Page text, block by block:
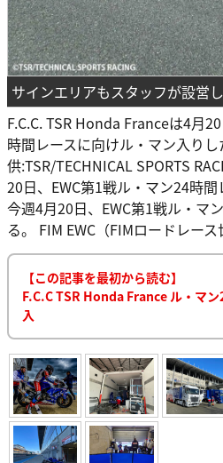
サインエリアもスタッフが設営し
F.C.C. TSR Honda Franceは4月
時間レースに向けル・マン入り
供:TSR/TECHNICAL SPORTS
20日、EWC第1戦ル・マン24時
今週4月20日、EWC第1戦ル・マ
る。 FIM EWC（FIMロードレー
【この記事を最初から読む】
F.C.C TSR Honda France ル・マ
入